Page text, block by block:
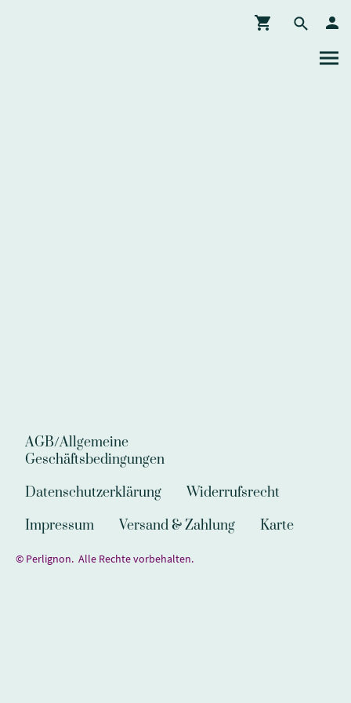
AGB/Allgemeine
Geschäftsbedingungen
Datenschutzerklärung
Widerrufsrecht
Impressum
Versand & Zahlung Karte
© Perlignon. Alle Rechte vorbehalten.